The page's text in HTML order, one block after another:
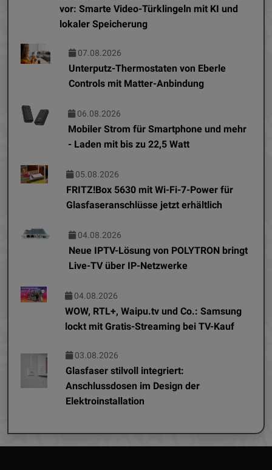
vor: Smarte Video-Türklingeln mit KI und
lokaler Speicherung
07.08.2026
Unterputz-Thermostaten von Eberle
Controls mit Matter-Anbindung
06.08.2026
Mobiler Strom für Smartphone und mehr
- Laden mit bis zu 22,5 Watt
05.08.2026
FRITZ!Box 5630 mit Wi-Fi-7-Power für
Glasfaseranschlüsse jetzt erhältlich
04.08.2026
Neue IPTV-Lösung von POLYTRON bringt
Live-TV über IP-Netzwerke
04.08.2026
WOW, RTL+, Waipu.tv und Co.: Samsung
lockt mit Gratis-Streaming bei TV-Kauf
03.08.2026
Glasfaser stilvoll integriert:
Anschlussdosen im Design der
Elektroinstallation